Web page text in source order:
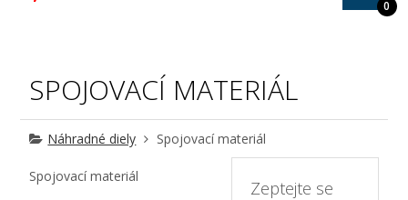
0
SPOJOVACÍ MATERIÁL
Náhradné diely Spojovací materiál
Zeptejte se
Spojovací materiál